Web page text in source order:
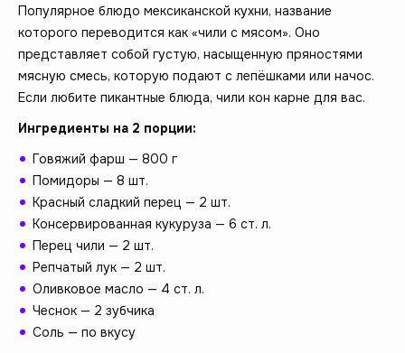
Популярное блюдо мексиканской кухни, название
которого переводится как «чили с мясом». Оно
представляет собой густую, насыщенную пряностями
мясную смесь, которую подают с лепёшками или начос.
Если любите пикантные блюда, чили кон карне для вас.
Ингредиенты на 2 порции:
Говяжий фарш — 800 г
Помидоры — 8 шт.
Красный сладкий перец — 2 шт.
Консервированная кукуруза — 6 ст. л.
Перец чили — 2 шт.
Репчатый лук — 2 шт.
Оливковое масло — 4 ст. л.
Чеснок — 2 зубчика
Соль — по вкусу